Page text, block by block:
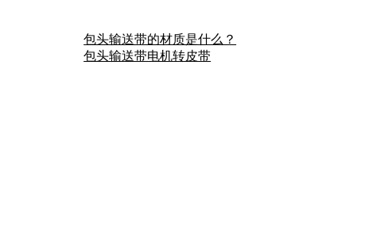
包头输送带的材质是什么？
包头输送带电机转皮带